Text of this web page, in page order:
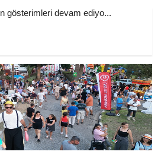
gösterimleri devam ediyo...